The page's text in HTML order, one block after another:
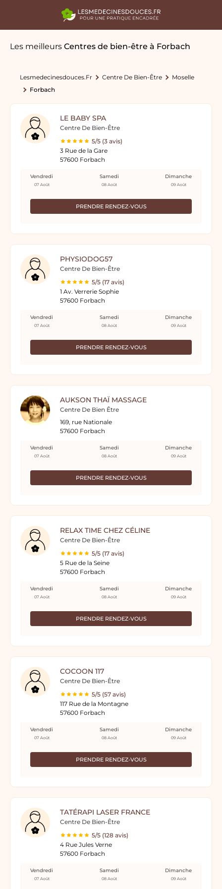
Les meilleurs Centres de bien-être à Forbach
Lesmedecinesdouces.fr Centre De Bien-Être
Moselle
Forbach
LE BABY SPA
Centre De Bien-Être
5/5 (3 avis)
3 Rue de la Gare
57600 Forbach
PRENDRE RENDEZ-VOUS
Vendredi
07 Août
Samedi
08 Août
Dimanche
09 Août
PHYSIODOG57
Centre De Bien-Être
5/5 (17 avis)
1 Av. Verrerie Sophie
57600 Forbach
PRENDRE RENDEZ-VOUS
Vendredi
07 Août
Samedi
08 Août
Dimanche
09 Août
AUKSON THAÏ MASSAGE
Centre De Bien Être
169, rue Nationale
57600 Forbach
PRENDRE RENDEZ-VOUS
Vendredi
07 Août
Samedi
08 Août
Dimanche
09 Août
RELAX TIME CHEZ CÉLINE
Centre De Bien-Être
5/5 (17 avis)
5 Rue de la Seine
57600 Forbach
PRENDRE RENDEZ-VOUS
Vendredi
07 Août
Samedi
08 Août
Dimanche
09 Août
COCOON 117
Centre De Bien-Être
5/5 (57 avis)
117 Rue de la Montagne
57600 Forbach
PRENDRE RENDEZ-VOUS
Vendredi
07 Août
Samedi
08 Août
Dimanche
09 Août
TATÉRAPI LASER FRANCE
Centre De Bien-Être
5/5 (128 avis)
4 Rue Jules Verne
57600 Forbach
Vendredi
07 Août
Samedi
08 Août
Dimanche
09 Août